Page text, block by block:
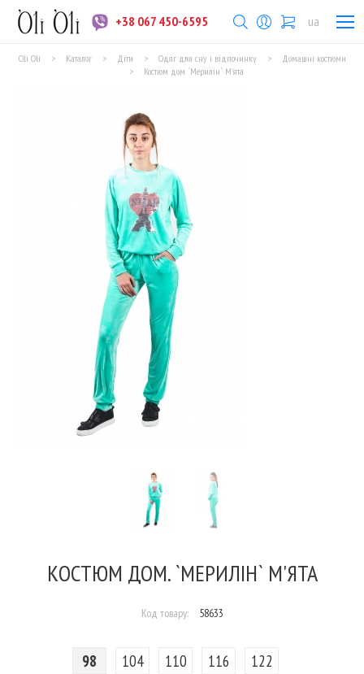
ua
+38 067 450-6595
Oli Oli > Каталог > Діти > Одяг для сну і відпочинку >
Домашні костюми
>
Костюм дом. `Мерилін` М'ята
КОСТЮМ ДОМ. `МЕРИЛІН` М'ЯТА
Код товару: 58633
98 104 110 116
122